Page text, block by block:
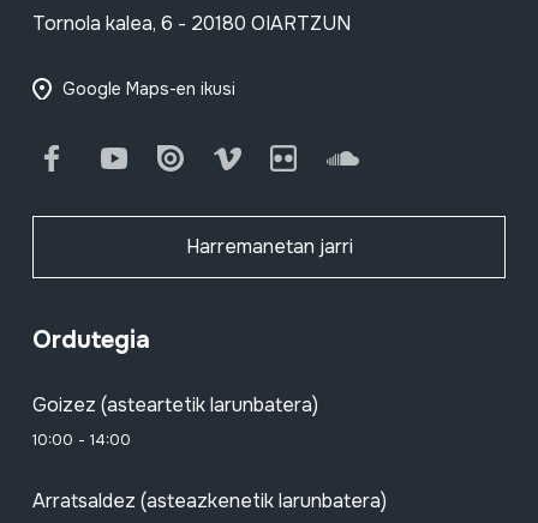
Tornola kalea, 6 - 20180 OIARTZUN
Google Maps-en ikusi
FacebookYoutube Issuu Vimeo Flickr SoundCloud
Harremanetan jarri
Ordutegia
Goizez (asteartetik larunbatera)
10:00 - 14:00
Arratsaldez (asteazkenetik larunbatera)